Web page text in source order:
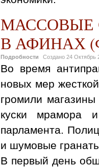
МАССОВЫЕ
В АФИНАХ
Подробности Создано 24 Октябрь
Во время
новых мер
громили
куски мрамора
парламента.
и шумовые
В первый день